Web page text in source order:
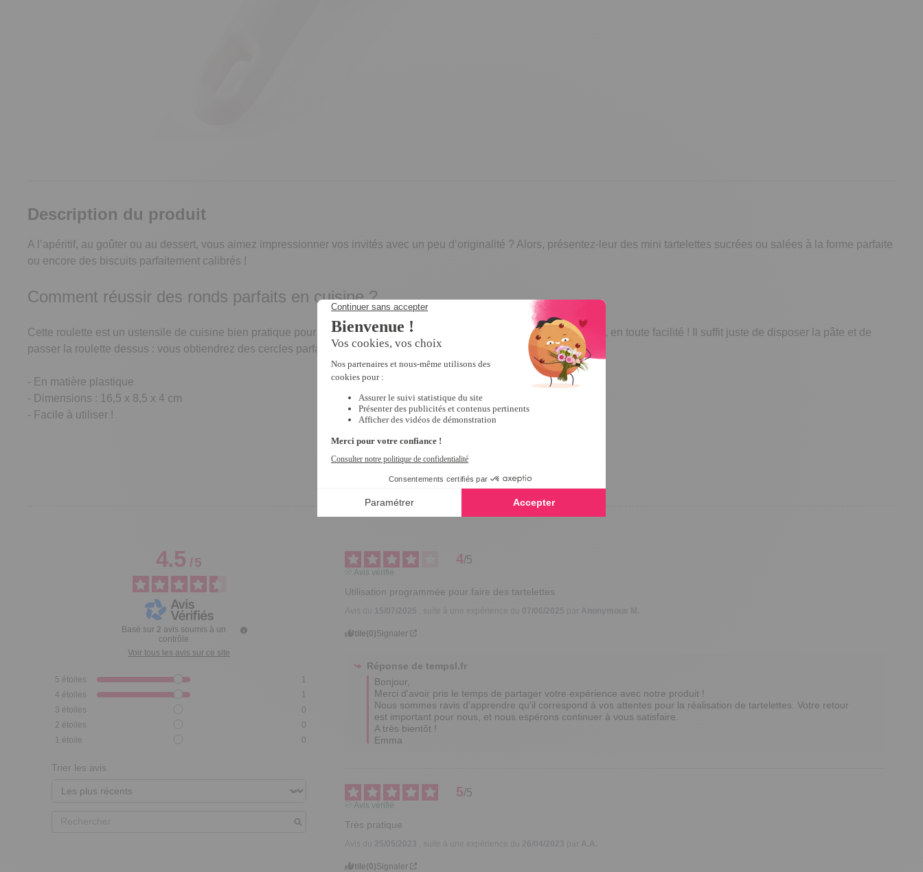
Description du produit
A l’apéritif, au goûter ou au dessert, vous aimez impressionner vos invités avec un peu d’originalité ? Alors, présentez-leur des mini tartelettes sucrées ou salées à la forme parfaite
ou encore des biscuits parfaitement calibrés !
Comment réussir des ronds parfaits en cuisine ?
Cette roulette est un ustensile de cuisine bien pratique pour découper des ronds uniformes
, sur n'importe quelle pâte, en toute facilité ! Il suffit juste de disposer la pâte et de
passer la roulette dessus : vous obtiendrez des cercles parfaitement calibrés pour vos mini tartelettes et biscuits.
- En matière plastique
- Dimensions : 16,5 x 8,5 x 4 cm
- Facile à utiliser !
4.5/5
Basé sur 2 avis soumis à un
contrôle
Voir tous les avis sur ce site
5 étoiles
1
4 étoiles
1
3 étoiles
0
2 étoiles
0
1 étoile 0
Trier les avis
4/5
Avis vérifié
Utilisation programmée pour faire des tartelettes
15/07/2025
Utile(0)Signaler
Réponse detempsl.fr
Bonjour,
Merci d'avoir pris le temps de partager votre expérience avec notre produit !
Nous sommes ravis d'apprendre qu'il correspond à vos attentes pour la réalisation de tartelettes. Votre retour
est important pour nous, et nous espérons continuer à vous satisfaire.
A très bientôt !
Emma
5/5
Avis vérifié
Très pratique
Utile(0)Signaler